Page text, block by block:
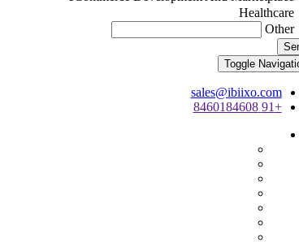
Healthcare
Other
Toggle
sales@ibiixo.com
+91 8460184608